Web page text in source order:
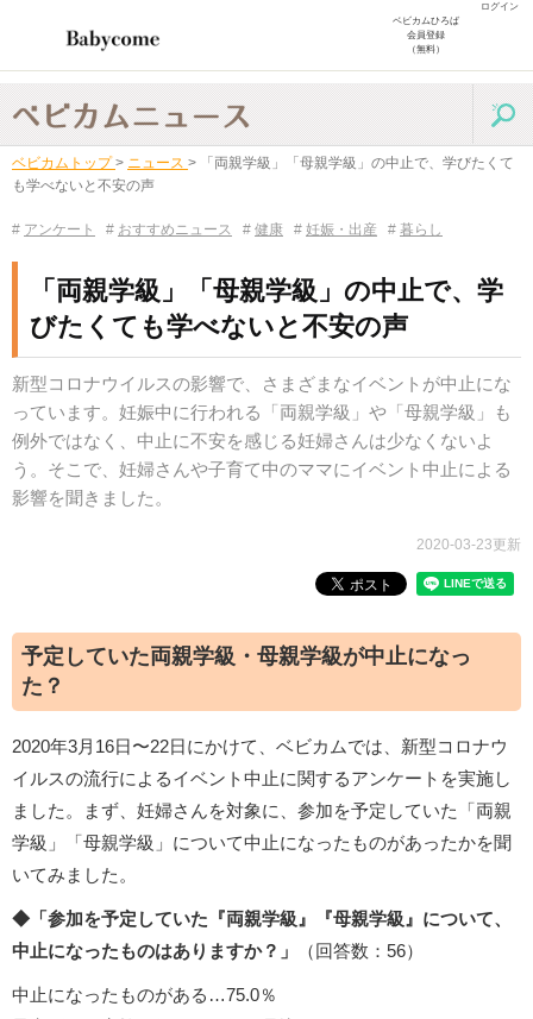
ログイン
ベビカムひろば
会員登録
（無料）
ベビカムトップ > ニュース >
「両親学級」「母親学級」の中止で、学びたくて
も学べないと不安の声
# アンケート # おすすめニュース # 健康 # 妊娠・出産 # 暮らし
「両親学級」「母親学級」の中止で、学
びたくても学べないと不安の声
新型コロナウイルスの影響で、さまざまなイベントが中止にな
っています。妊娠中に行われる「両親学級」や「母親学級」も
例外ではなく、中止に不安を感じる妊婦さんは少なくないよ
う。そこで、妊婦さんや子育て中のママにイベント中止による
影響を聞きました。
2020-03-23更新
予定していた両親学級・母親学級が中止になっ
た？
2020年3月16日〜22日にかけて、ベビカムでは、新型コロナウ
イルスの流行によるイベント中止に関するアンケートを実施し
ました。まず、妊婦さんを対象に、参加を予定していた「両親
学級」「母親学級」について中止になったものがあったかを聞
いてみました。
◆「参加を予定していた『両親学級』『母親学級』について、
中止になったものはありますか？」
（回答数：56）
中止になったものがある…75.0％